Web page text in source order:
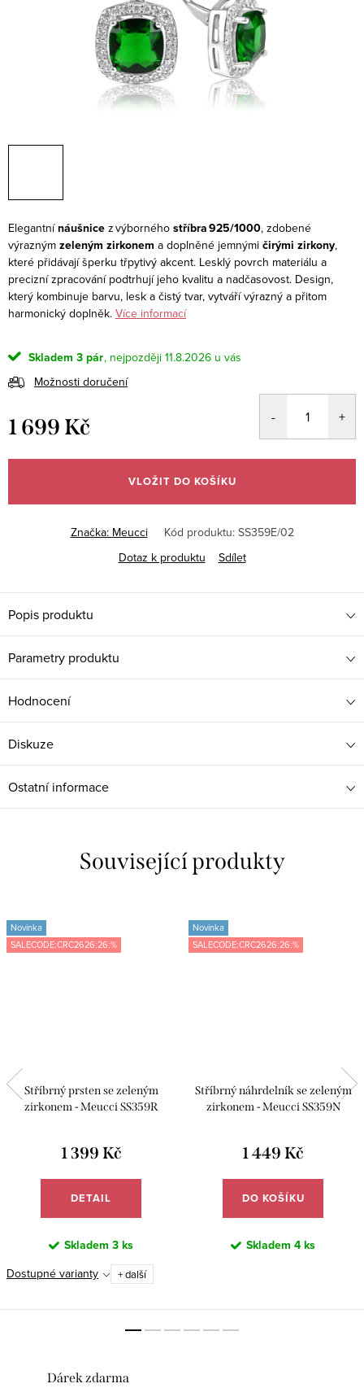
Elegantnínáušnice z výborného stříbra 925/1000, zdobené
výrazným zeleným zirkonem a doplněné jemnými čirými zirkony,
které přidávají šperku třpytivý akcent. Lesklý povrch materiálu a
precizní zpracování podtrhují jeho kvalitu a nadčasovost. Design,
který kombinuje barvu, lesk a čistý tvar, vytváří výrazný a přitom
harmonický doplněk. Více informací
Skladem 3 pár
11.8.2026
Možnosti doručení
1 699 Kč
cena:
VLOŽIT DO KOŠÍKU
Značka: Meucci Kód produktu: SS359E/02
Dotaz k produktu
Sdílet
Popis produktu
Parametry produktu
Hodnocení
Diskuze
Ostatní informace
Související produkty
Novinka
SALECODE:CRC2626:26:%
Stříbrný prsten se zeleným
zirkonem - Meucci SS359R
1 399 Kč
DETAIL
Skladem 3 ks
Dostupné varianty + další
Novinka
SALECODE:CRC2626:26:%
Stříbrný náhrdelník se zeleným
zirkonem - Meucci SS359N
1 449 Kč
DO KOŠÍKU
Skladem 4 ks
Dárek zdarma